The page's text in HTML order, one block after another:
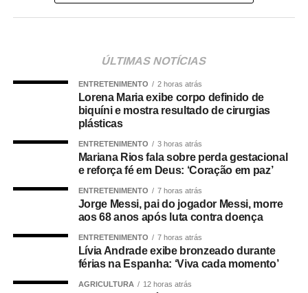
beira da praia e recebeu diversos elogios dos seguidores.
seguidor com emolis de foguinho e risadas. Confira
TOP FAMOSOS
WhatsApp
Facebook
Twitter
Messenger
LinkedIn
Share
ÚLTIMAS NOTÍCIAS
ENTRETENIMENTO 2 horas atrás
Lorena Maria exibe corpo definido de
biquíni e mostra resultado de cirurgias
plásticas
ENTRETENIMENTO 3 horas atrás
Mariana Rios fala sobre perda gestacional
e reforça fé em Deus: ‘Coração em paz’
ENTRETENIMENTO 7 horas atrás
Jorge Messi, pai do jogador Messi, morre
aos 68 anos após luta contra doença
ENTRETENIMENTO 7 horas atrás
Lívia Andrade exibe bronzeado durante
férias na Espanha: ‘Viva cada momento’
AGRICULTURA 12 horas atrás